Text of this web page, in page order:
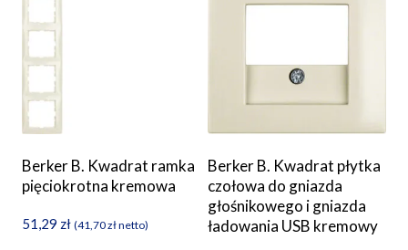
Berker B. Kwadrat ramka
pięciokrotna kremowa
51,29 zł (41,70złnetto)
Berker B. Kwadrat płytka
czołowa do gniazda
głośnikowego i gniazda
ładowania USB kremowy